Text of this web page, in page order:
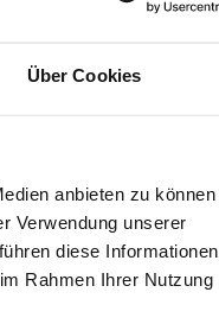
Über Cookies
anbieten zu können
Verwendung unserer
diese Informationen
Rahmen Ihrer Nutzung